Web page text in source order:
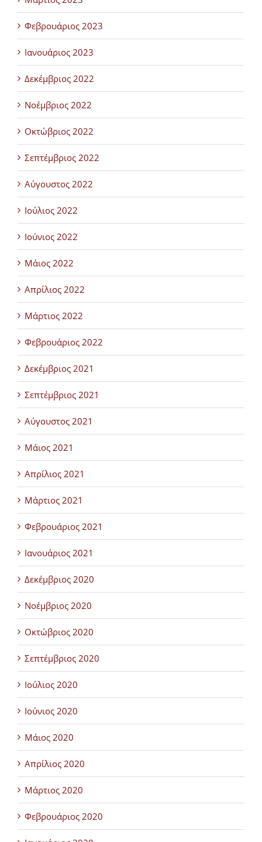
Φεβρουάριος 2023
Ιανουάριος 2023
Δεκέμβριος 2022
Νοέμβριος 2022
Οκτώβριος 2022
Σεπτέμβριος 2022
Αύγουστος 2022
Ιούλιος 2022
Ιούνιος 2022
Μάιος 2022
Απρίλιος 2022
Μάρτιος 2022
Φεβρουάριος 2022
Δεκέμβριος 2021
Σεπτέμβριος 2021
Αύγουστος 2021
Μάιος 2021
Απρίλιος 2021
Μάρτιος 2021
Φεβρουάριος 2021
Ιανουάριος 2021
Δεκέμβριος 2020
Νοέμβριος 2020
Οκτώβριος 2020
Σεπτέμβριος 2020
Ιούλιος 2020
Ιούνιος 2020
Μάιος 2020
Απρίλιος 2020
Μάρτιος 2020
Φεβρουάριος 2020